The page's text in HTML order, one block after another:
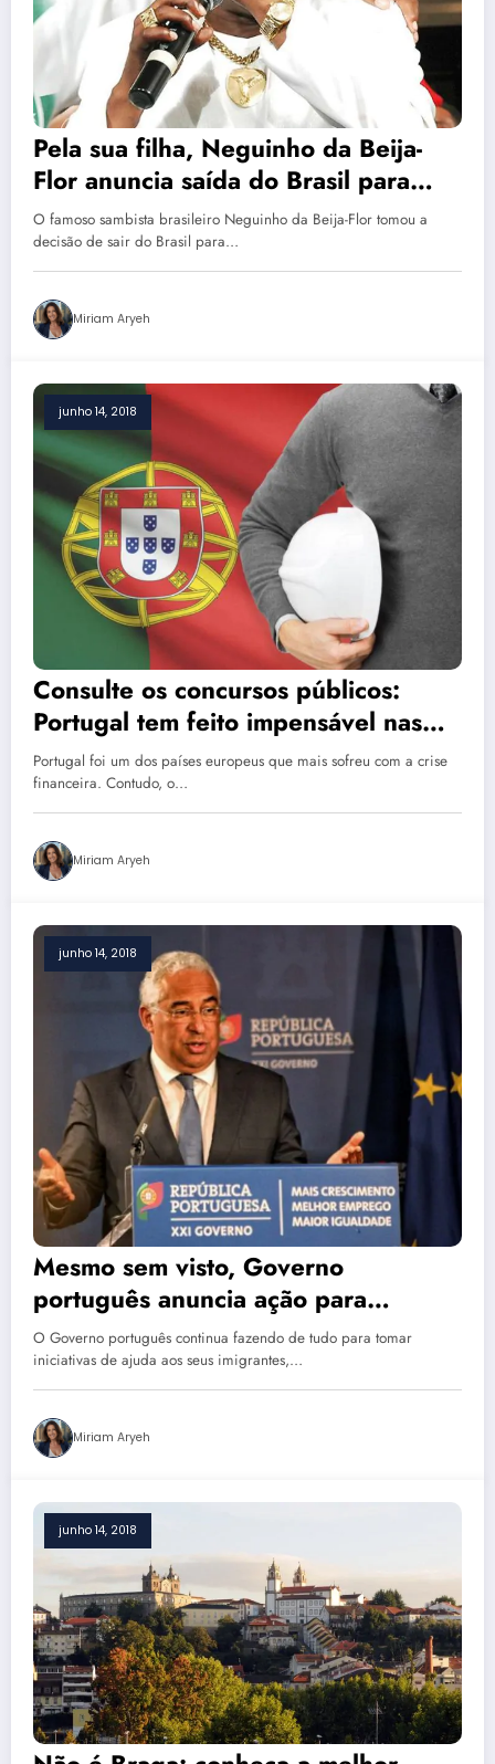
Pela sua filha, Neguinho da Beija-
Flor anuncia saída do Brasil para
Portugal: ‘estão matando’
O famoso sambista brasileiro Neguinho da Beija-Flor tomou a
decisão de sair do Brasil para…
Miriam Aryeh
junho 14, 2018
Consulte os concursos públicos:
Portugal tem feito impensável nas
chances de emprego
Portugal foi um dos países europeus que mais sofreu com a crise
financeira. Contudo, o…
Miriam Aryeh
junho 14, 2018
Mesmo sem visto, Governo
português anuncia ação para
acelerar legalização de brasileiros
O Governo português continua fazendo de tudo para tomar
iniciativas de ajuda aos seus imigrantes,…
Miriam Aryeh
junho 14, 2018